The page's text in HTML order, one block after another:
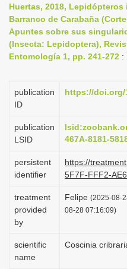
Huertas, 2018,
Barranco de Carabaña
Apuntes sobre sus
(Insecta: Lepidoptera),
Entomología 1, pp. 241-272 :
publication
ID
https://doi.org/
publication
LSID
467A-8181-
persistent
identifier
https://
5F7F-FFF2-
treatment
provided
by
Felipe (2025-08-
08-28 07:16:09)
scientific
name
Coscinia